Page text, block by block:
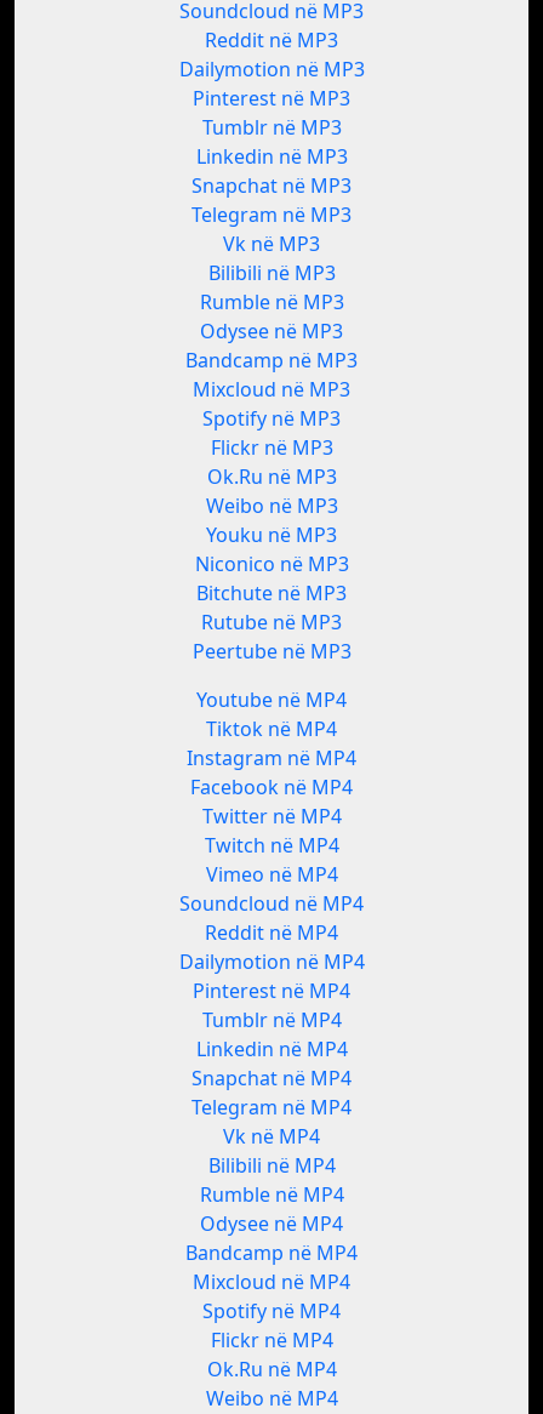
Soundcloud në MP3
Reddit në MP3
Dailymotion në MP3
Pinterest në MP3
Tumblr në MP3
Linkedin në MP3
Snapchat në MP3
Telegram në MP3
Vk në MP3
Bilibili në MP3
Rumble në MP3
Odysee në MP3
Bandcamp në MP3
Mixcloud në MP3
Spotify në MP3
Flickr në MP3
Ok.Ru në MP3
Weibo në MP3
Youku në MP3
Niconico në MP3
Bitchute në MP3
Rutube në MP3
Peertube në MP3
Youtube në MP4
Tiktok në MP4
Instagram në MP4
Facebook në MP4
Twitter në MP4
Twitch në MP4
Vimeo në MP4
Soundcloud në MP4
Reddit në MP4
Dailymotion në MP4
Pinterest në MP4
Tumblr në MP4
Linkedin në MP4
Snapchat në MP4
Telegram në MP4
Vk në MP4
Bilibili në MP4
Rumble në MP4
Odysee në MP4
Bandcamp në MP4
Mixcloud në MP4
Spotify në MP4
Flickr në MP4
Ok.Ru në MP4
Weibo në MP4